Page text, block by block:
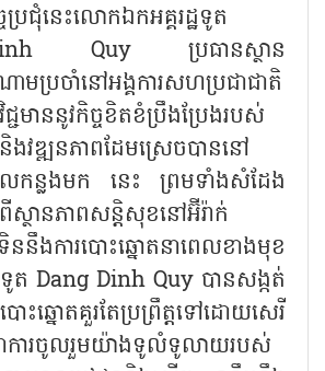
ប្រជុំនេះលោកឯកអគ្គរដ្ឋទូត
Quy ប្រធានស្ថាន
មប្រចាំនៅអង្គការសហប្រជាជាតិ
ជ្ជមាននូវកិច្ចខិតខំប្រឹងប្រែងរបស់
និងវឌ្ឍនភាពដែមស្រេចបាននៅ
េលកន្លងមក នេះ ព្រមទាំងសំដែង
ពីស្ថានភាពសន្តិសុខនៅអ៊ីរ៉ាក់
នឹងការបោះឆ្នោតនាពេលខាងមុខ
ទូត Dang Dinh Quy បានសង្កត់
ឆ្នោតគួរតែប្រព្រឹត្តទៅដោយសេរី
ការចូលរួមយ៉ាងទូលំទូលាយរបស់